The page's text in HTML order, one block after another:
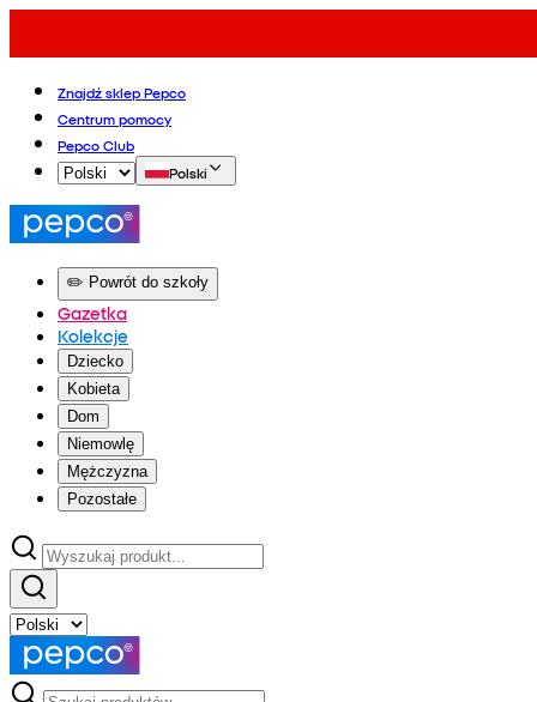
Znajdź sklep Pepco
Centrum pomocy
Pepco Club
Polski
✏️ Powrót do szkoły
Gazetka
Kolekcje
Dziecko
Kobieta
Dom
Niemowlę
Mężczyzna
Pozostałe